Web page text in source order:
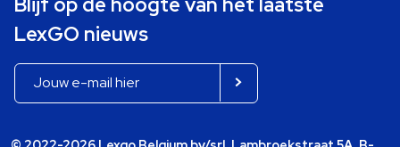
LexGO nieuws